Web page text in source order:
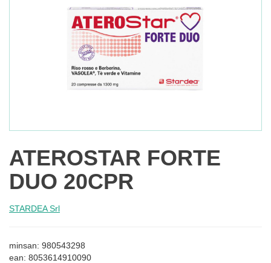
ATEROSTAR FORTE
DUO 20CPR
STARDEA Srl
minsan: 980543298
ean: 8053614910090